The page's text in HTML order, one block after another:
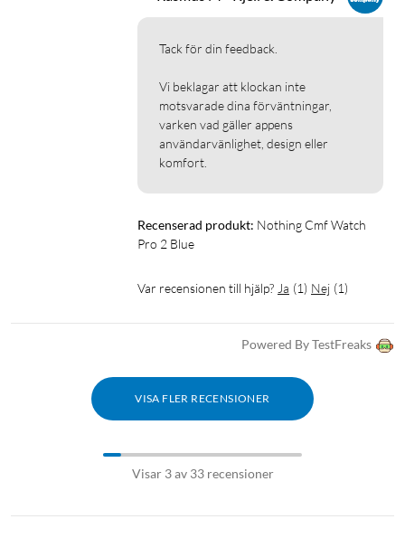
Tack för din feedback.
Vi beklagar att klockan inte
motsvarade dina förväntningar,
varken vad gäller appens
användarvänlighet, design eller
komfort.
Recenserad produkt: Nothing Cmf Watch
Pro 2 Blue
Var recensionen till hjälp? Ja (1) Nej (1)
Powered By TestFreaks
VISA FLER RECENSIONER
Visar 3 av 33 recensioner